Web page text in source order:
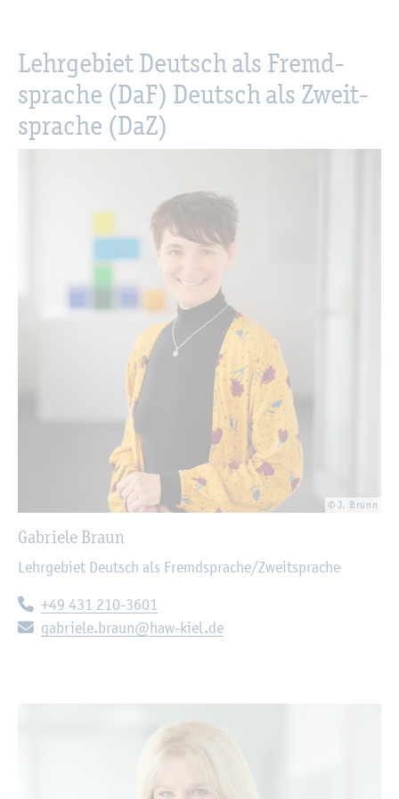
Lehr­ge­biet Deutsch als Fremd­
spra­che (DaF) Deutsch als Zweit­
spra­che (DaZ)
© J. Brunn
Ga­brie­le Braun
Lehr­ge­biet Deutsch als Fremd­spra­che/Zweit­spra­che
Te­le­fon:
+49 431 210-3601
E-Mail:
ga­brie­le.​braun@​haw-​kiel.​de